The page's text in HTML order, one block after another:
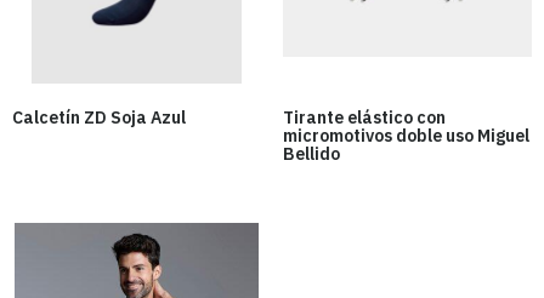
Calcetín ZD Soja Azul
Tirante elástico con
micromotivos doble uso Miguel
Bellido